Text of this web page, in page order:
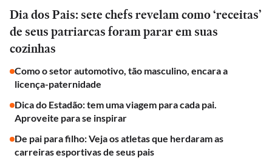
Dia dos Pais: sete chefs revelam como ‘receitas’
de seus patriarcas foram parar em suas
cozinhas
Como o setor automotivo, tão masculino, encara a
licença-paternidade
Dica do Estadão: tem uma viagem para cada pai.
Aproveite para se inspirar
De pai para filho: Veja os atletas que herdaram as
carreiras esportivas de seus pais